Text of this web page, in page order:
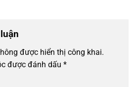
được hiển thị công khai.
được đánh dấu *